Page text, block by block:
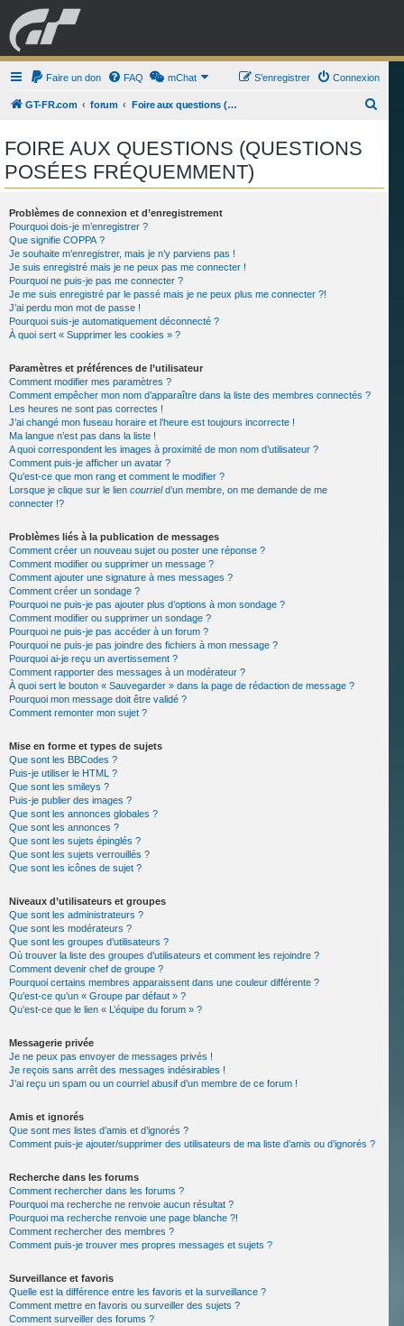
GRAN TURISMO FORUM
ESPORT BOUTIQUE
Faire un don FAQ mChat Connexion
S’enregistrer
GT-FR.com forum Foire aux questions (Questions posées fréquemment)
e
FOIRE AUX QUESTIONS (QUESTIONS
POSÉES FRÉQUEMMENT)
Problèmes de connexion et d’enregistrement
Pourquoi dois-je m’enregistrer ?
Que signifie COPPA ?
Je souhaite m’enregistrer, mais je n’y parviens pas !
Je suis enregistré mais je ne peux pas me connecter !
Pourquoi ne puis-je pas me connecter ?
Je me suis enregistré par le passé mais je ne peux plus me connecter ?!
J’ai perdu mon mot de passe !
Pourquoi suis-je automatiquement déconnecté ?
À quoi sert « Supprimer les cookies » ?
Paramètres et préférences de l’utilisateur
Comment modifier mes paramètres ?
Comment empêcher mon nom d’apparaître dans la liste des membres connectés ?
Les heures ne sont pas correctes !
J’ai changé mon fuseau horaire et l’heure est toujours incorrecte !
Ma langue n’est pas dans la liste !
A quoi correspondent les images à proximité de mon nom d’utilisateur ?
Comment puis-je afficher un avatar ?
Qu’est-ce que mon rang et comment le modifier ?
Lorsque je clique sur le lien courrield’un membre, on me demande de me
connecter !?
Problèmes liés à la publication de messages
Comment créer un nouveau sujet ou poster une réponse ?
Comment modifier ou supprimer un message ?
Comment ajouter une signature à mes messages ?
Comment créer un sondage ?
Pourquoi ne puis-je pas ajouter plus d’options à mon sondage ?
Comment modifier ou supprimer un sondage ?
Pourquoi ne puis-je pas accéder à un forum ?
Pourquoi ne puis-je pas joindre des fichiers à mon message ?
Pourquoi ai-je reçu un avertissement ?
Comment rapporter des messages à un modérateur ?
À quoi sert le bouton « Sauvegarder » dans la page de rédaction de message ?
Pourquoi mon message doit être validé ?
Comment remonter mon sujet ?
Mise en forme et types de sujets
Que sont les BBCodes ?
Puis-je utiliser le HTML ?
Que sont les smileys ?
Puis-je publier des images ?
Que sont les annonces globales ?
Que sont les annonces ?
Que sont les sujets épinglés ?
Que sont les sujets verrouillés ?
Que sont les icônes de sujet ?
Niveaux d’utilisateurs et groupes
Que sont les administrateurs ?
Que sont les modérateurs ?
Que sont les groupes d’utilisateurs ?
Où trouver la liste des groupes d’utilisateurs et comment les rejoindre ?
Comment devenir chef de groupe ?
Pourquoi certains membres apparaissent dans une couleur différente ?
Qu’est-ce qu’un « Groupe par défaut » ?
Qu’est-ce que le lien « L’équipe du forum » ?
Messagerie privée
Je ne peux pas envoyer de messages privés !
Je reçois sans arrêt des messages indésirables !
J’ai reçu un spam ou un courriel abusif d’un membre de ce forum !
Amis et ignorés
Que sont mes listes d’amis et d’ignorés ?
Comment puis-je ajouter/supprimer des utilisateurs de ma liste d’amis ou d’ignorés ?
Recherche dans les forums
Comment rechercher dans les forums ?
Pourquoi ma recherche ne renvoie aucun résultat ?
Pourquoi ma recherche renvoie une page blanche ?!
Comment rechercher des membres ?
Comment puis-je trouver mes propres messages et sujets ?
Surveillance et favoris
Quelle est la différence entre les favoris et la surveillance ?
Comment mettre en favoris ou surveiller des sujets ?
Comment surveiller des forums ?